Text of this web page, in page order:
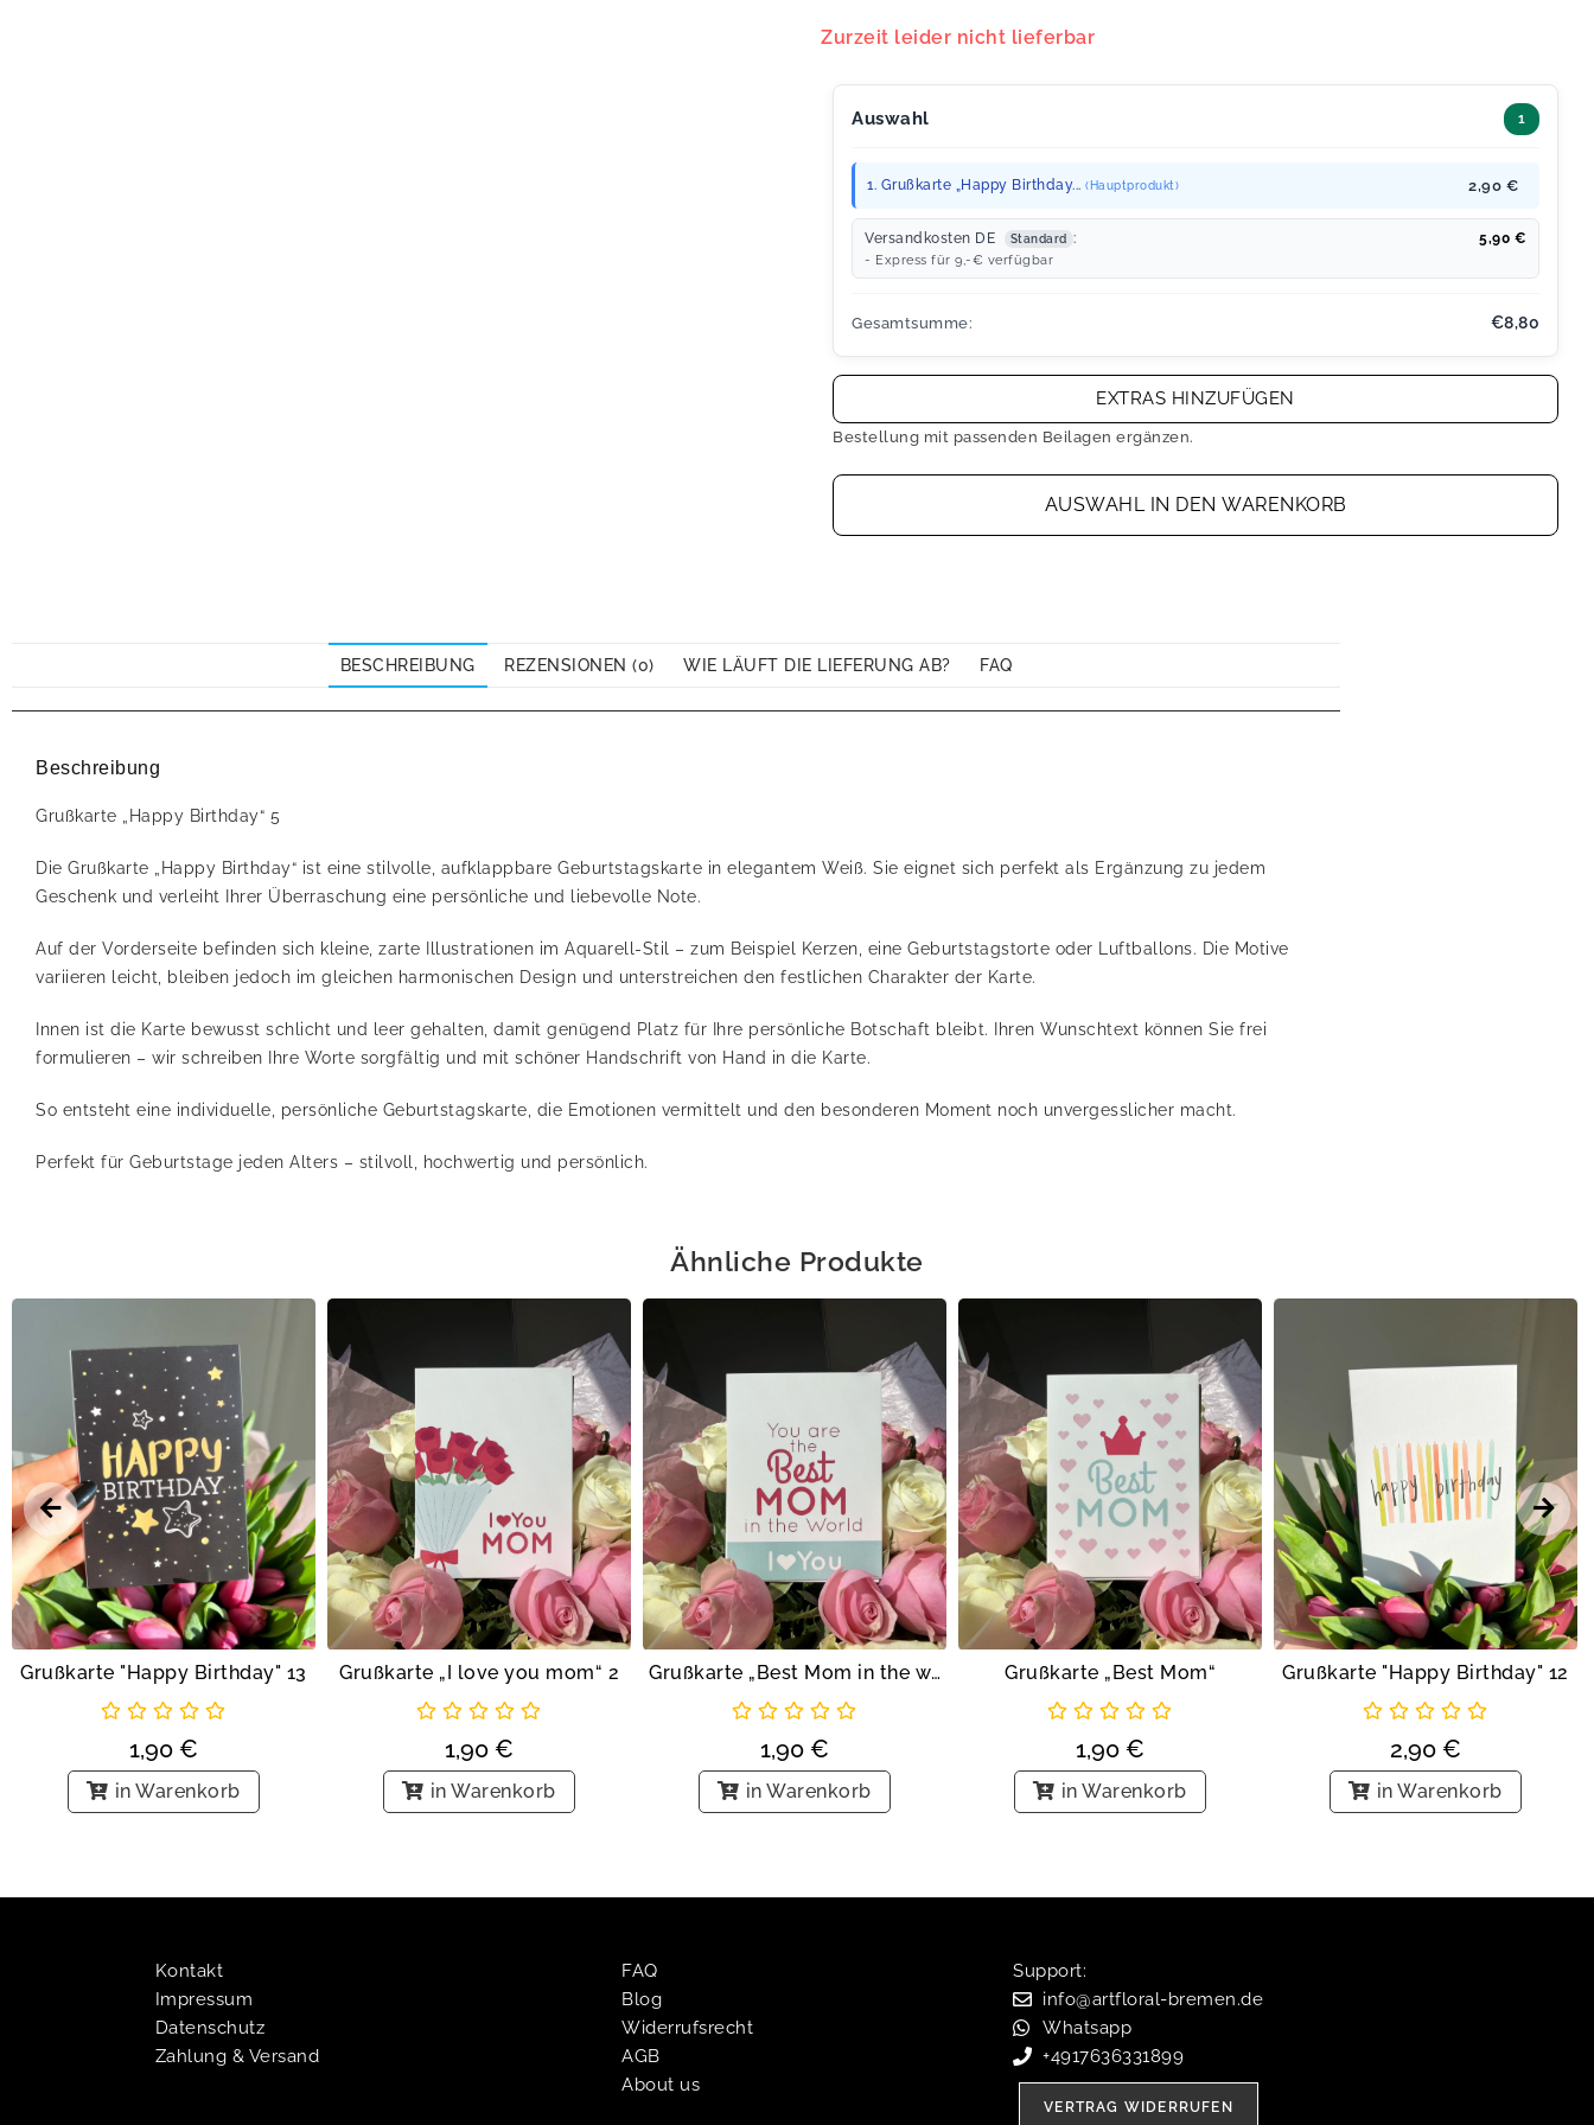
Zurzeit leider nicht lieferbar
Auswahl 1
1. Grußkarte „Happy Birthday... (Hauptprodukt) 2,90 €
Versandkosten DE Standard : 5,90 €
- Express für 9,-€ verfügbar
Gesamtsumme: €8,80
EXTRAS HINZUFÜGEN
Bestellung mit passenden Beilagen ergänzen.
AUSWAHL IN DEN WARENKORB
BESCHREIBUNG REZENSIONEN (0) WIE LÄUFT DIE LIEFERUNG AB? FAQ
Beschreibung
Grußkarte „Happy Birthday“ 5
Die Grußkarte „Happy Birthday“ ist eine stilvolle, aufklappbare Geburtstagskarte in elegantem Weiß. Sie eignet sich perfekt als Ergänzung zu jedem
Geschenk und verleiht Ihrer Überraschung eine persönliche und liebevolle Note.
Auf der Vorderseite befinden sich kleine, zarte Illustrationen im Aquarell-Stil – zum Beispiel Kerzen, eine Geburtstagstorte oder Luftballons. Die Motive
variieren leicht, bleiben jedoch im gleichen harmonischen Design und unterstreichen den festlichen Charakter der Karte.
Innen ist die Karte bewusst schlicht und leer gehalten, damit genügend Platz für Ihre persönliche Botschaft bleibt. Ihren Wunschtext können Sie frei
formulieren – wir schreiben Ihre Worte sorgfältig und mit schöner Handschrift von Hand in die Karte.
So entsteht eine individuelle, persönliche Geburtstagskarte, die Emotionen vermittelt und den besonderen Moment noch unvergesslicher macht.
Perfekt für Geburtstage jeden Alters – stilvoll, hochwertig und persönlich.
Ähnliche Produkte
Grußkarte "Happy Birthday" 13
1,90 €
in Warenkorb
Grußkarte „I love you mom“ 2
1,90 €
in Warenkorb
Grußkarte „Best Mom in the world“
1,90 €
in Warenkorb
Grußkarte „Best Mom“
1,90 €
in Warenkorb
Grußkarte "Happy Birthday" 12
2,90 €
in Warenkorb
Kontakt
Impressum
Datenschutz
Zahlung & Versand
FAQ
Blog
Widerrufsrecht
AGB
About us
Support:​
info@artfloral-bremen.de
Whatsapp
+4917636331899
VERTRAG WIDERRUFEN